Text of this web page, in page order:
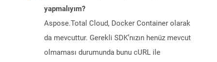
yapmalıyım?
Aspose.Total Cloud, Docker Container olarak
da mevcuttur. Gerekli SDK’nızın henüz mevcut
olmaması durumunda bunu cURL ile